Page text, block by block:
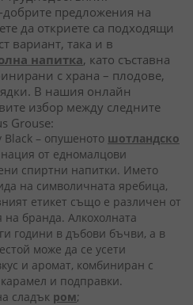
предложения на
да откриете са подходящи
вариант, така и в
напитка, като съставна
с храна – плодове,
В нашия онлайн
избор между следните
Grouse:
Black – опушеното шотландско
от едномалцови
спиртни напитки. Името
на символичната яребица,
етикет също е различен от
бранда. Алкохолната
години в дъбови бъчви, а в
може да се усети
и аромат, комбиниран с
и подправки.
сладък ром;